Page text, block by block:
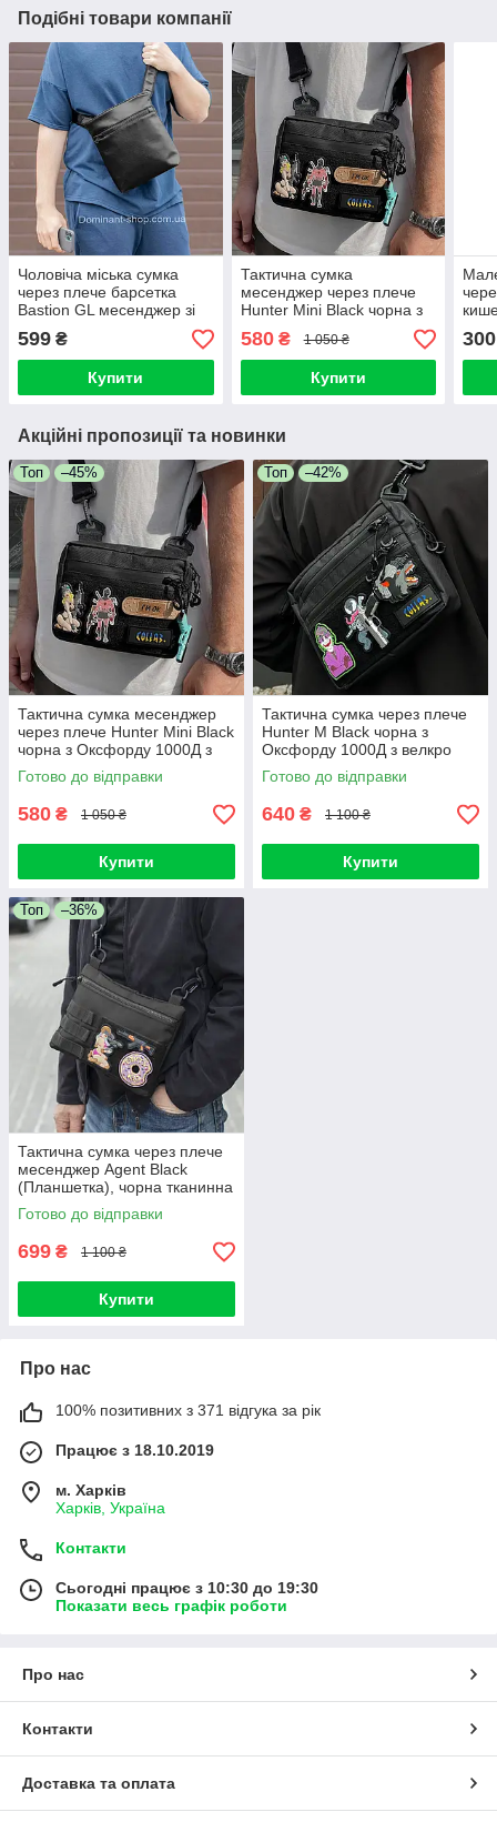
Подібні товари компанії
Чоловіча міська сумка
через плече барсетка
Bastion GL месенджер зі
чорна наплена
599 ₴
Купити
Тактична сумка
месенджер через плече
Hunter Mini Black чорна з
Оксфорду 1000Д з велкро
панеллю для патчів
барсетка
580₴ 1 050 ₴
Купити
300
Акційні пропозиції та новинки
Топ –45%
Тактична сумка месенджер
через плече Hunter Mini Black
чорна з Оксфорду 1000Д з
велкро панеллю для патчів
барсетка
Готово до відправки
580 ₴ 1 050 ₴
Купити
Топ –42%
Тактична сумка через плече
Hunter M Black чорна з
Оксфорду 1000Д з велкро
панеллю для патчів
месенджер барсетка
Готово до відправки
640 ₴ 1 100 ₴
Купити
Топ –36%
Тактична сумка через плече
месенджер Agent Black
(Планшетка), чорна тканинна
з VELCRO та системою
MOLLE, (26х19х 2 см)
Готово до відправки
699 ₴ 1 100 ₴
Купити
Про нас
100% позитивних з 371 відгука за рік
Працює з 18.10.2019
м. Харків
Харків, Україна
Контакти
Сьогодні працює з 10:30 до 19:30
Показати весь графік роботи
Про нас
Контакти
Доставка та оплата